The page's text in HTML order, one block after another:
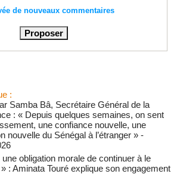
de nouveaux commentaires
:
Samba Bâ, Secrétaire Général de la
: « Depuis quelques semaines, on sent
une confiance nouvelle, une
nouvelle du Sénégal à l’étranger » -
une obligation morale de continuer à le
: Aminata Touré explique son engagement